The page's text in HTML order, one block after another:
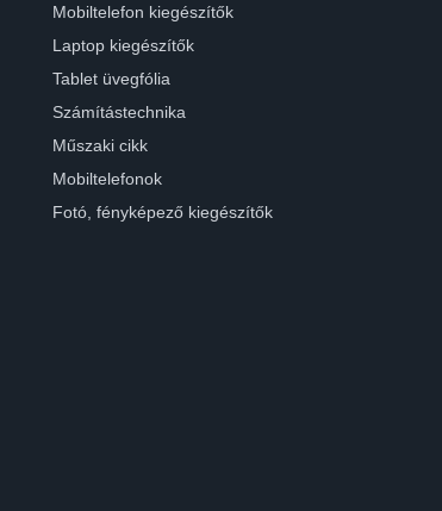
Mobiltelefon kiegészítők
Laptop kiegészítők
Tablet üvegfólia
Számítástechnika
Műszaki cikk
Mobiltelefonok
Fotó, fényképező kiegészítők